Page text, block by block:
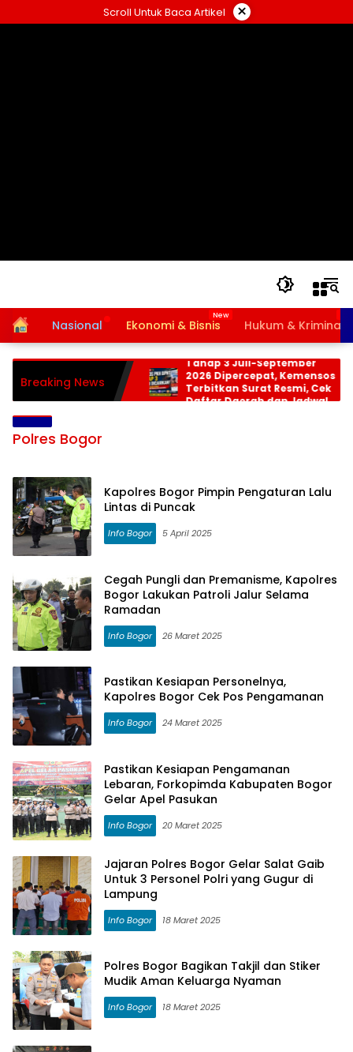
ke
Scroll Untuk Baca Artikel ×
HomeNasional Ekonomi & Bisnis Hukum & Kriminal
Breaking News
Bansos PKH dan BPNT
Tahap 3 Juli-September
2026 Dipercepat, Kemensos
Terbitkan Surat Resmi, Cek
Daftar Daerah dan Jadwal
Polres Bogor
Kapolres Bogor Pimpin Pengaturan Lalu
Lintas di Puncak
Info Bogor 5 April 2025
Cegah Pungli dan Premanisme, Kapolres
Bogor Lakukan Patroli Jalur Selama
Ramadan
Info Bogor 26 Maret 2025
Pastikan Kesiapan Personelnya,
Kapolres Bogor Cek Pos Pengamanan
Info Bogor 24 Maret 2025
Pastikan Kesiapan Pengamanan
Lebaran, Forkopimda Kabupaten Bogor
Gelar Apel Pasukan
Info Bogor 20 Maret 2025
Jajaran Polres Bogor Gelar Salat Gaib
Untuk 3 Personel Polri yang Gugur di
Lampung
Info Bogor 18 Maret 2025
Polres Bogor Bagikan Takjil dan Stiker
Mudik Aman Keluarga Nyaman
Info Bogor 18 Maret 2025